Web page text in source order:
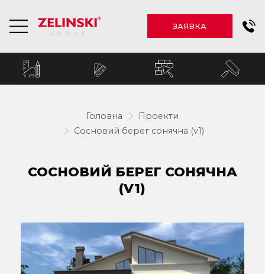
ЗАЯВКА
Головна
Проекти
Сосновий берег сонячна (v1)
СОСНОВИЙ БЕРЕГ СОНЯЧНА
(V1)